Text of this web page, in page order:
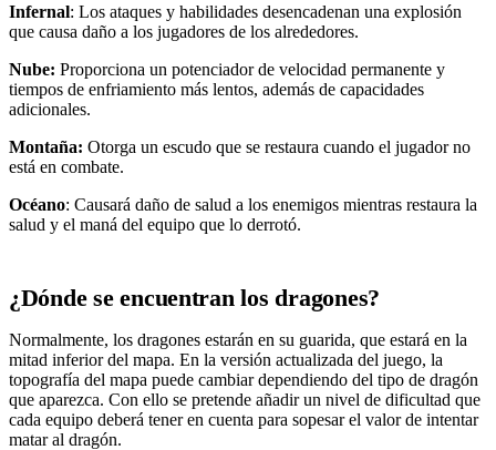
Infernal: Los ataques y habilidades desencadenan una explosión
que causa daño a los jugadores de los alrededores.
Nube: Proporciona un potenciador de velocidad permanente y
tiempos de enfriamiento más lentos, además de capacidades
adicionales.
Montaña: Otorga un escudo que se restaura cuando el jugador no
está en combate.
Océano: Causará daño de salud a los enemigos mientras restaura la
salud y el maná del equipo que lo derrotó.
¿Dónde se encuentran los dragones?
Normalmente, los dragones estarán en su guarida, que estará en la
mitad inferior del mapa. En la versión actualizada del juego, la
topografía del mapa puede cambiar dependiendo del tipo de dragón
que aparezca. Con ello se pretende añadir un nivel de dificultad que
cada equipo deberá tener en cuenta para sopesar el valor de intentar
matar al dragón.